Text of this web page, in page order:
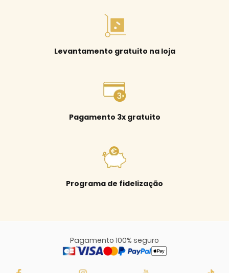
Levantamento gratuito na loja
Pagamento 3x gratuito
Programa de fidelização
Pagamento 100% seguro